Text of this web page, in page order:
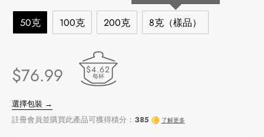
50克 100克 200克 8克（樣品）
$76.99 $4.62
每杯
具